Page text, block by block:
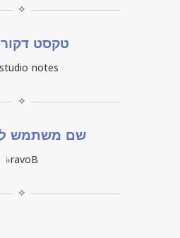
✧
טקסט
notes
✧
שם משתמש
♭ravoB
✧